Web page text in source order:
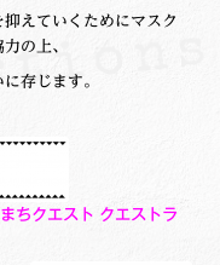
えていくためにマスク
の上、
存じます。
ちクエスト クエストラ